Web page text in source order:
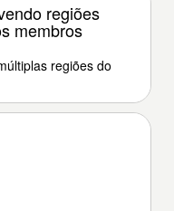
regiões
membros
regiões do